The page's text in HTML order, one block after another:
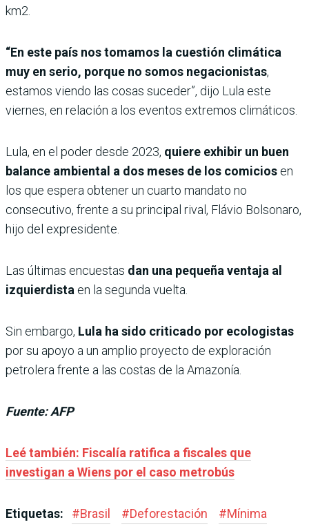
km2.
“En este país nos tomamos la cuestión climática
muy en serio, porque no somos negacionistas,
estamos viendo las cosas suceder”, dijo Lula este
viernes, en relación a los eventos extremos climáticos.
Lula, en el poder desde 2023, quiere exhibir un buen
balance ambiental a dos meses de los comicios en
los que espera obtener un cuarto mandato no
consecutivo, frente a su principal rival, Flávio Bolsonaro,
hijo del expresidente.
Las últimas encuestas dan una pequeña ventaja al
izquierdista en la segunda vuelta.
Sin embargo, Lula ha sido criticado por ecologistas
por su apoyo a un amplio proyecto de exploración
petrolera frente a las costas de la Amazonía.
Fuente: AFP
Leé también: Fiscalía ratifica a fiscales que
investigan a Wiens por el caso metrobús
Etiquetas: #Brasil #Deforestación #Mínima